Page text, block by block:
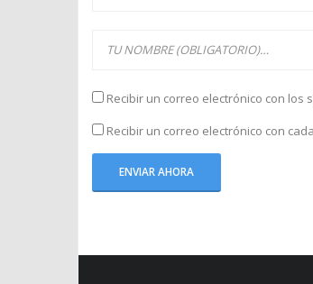
Recibir un correo electrónico con
Recibir un correo electrónico con